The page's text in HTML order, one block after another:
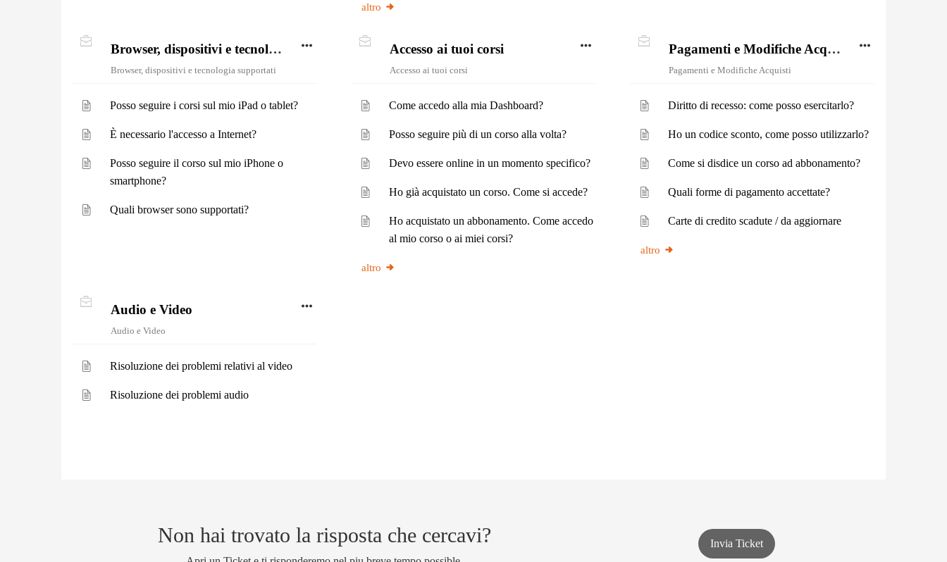
altro
Browser, dispositivi e tecnologia supportati
Browser, dispositivi e tecnologia supportati
Posso seguire i corsi sul mio iPad o tablet?
È necessario l'accesso a Internet?
Posso seguire il corso sul mio iPhone o
smartphone?
Quali browser sono supportati?
Accesso ai tuoi corsi
Accesso ai tuoi corsi
Come accedo alla mia Dashboard?
Posso seguire più di un corso alla volta?
Devo essere online in un momento specifico?
Ho già acquistato un corso. Come si accede?
Ho acquistato un abbonamento. Come accedo
al mio corso o ai miei corsi?
altro
Pagamenti e Modifiche Acquisti
Pagamenti e Modifiche Acquisti
Diritto di recesso: come posso esercitarlo?
Ho un codice sconto, come posso utilizzarlo?
Come si disdice un corso ad abbonamento?
Quali forme di pagamento accettate?
Carte di credito scadute / da aggiornare
altro
Audio e Video
Audio e Video
Risoluzione dei problemi relativi al video
Risoluzione dei problemi audio
Non hai trovato la risposta che cercavi? Invia Ticket